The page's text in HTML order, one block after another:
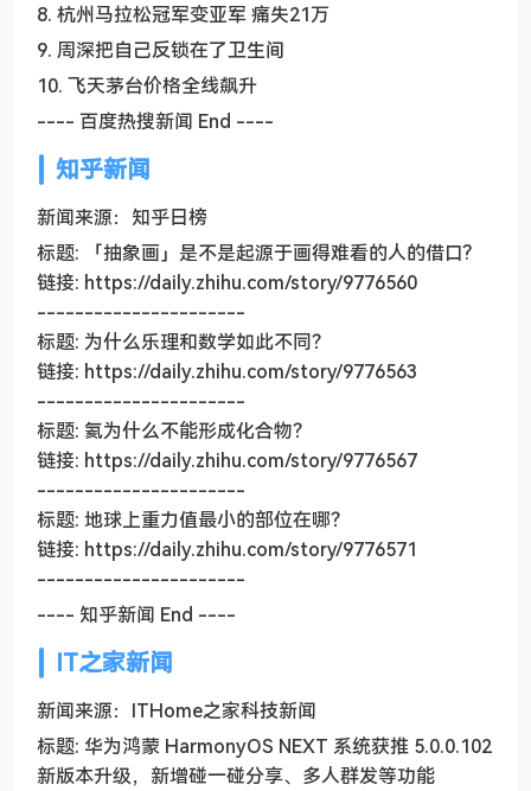
8. 杭州马拉松冠军变亚军 痛失21万
9. 周深把自己反锁在了卫生间
10. 飞天茅台价格全线飙升
---- 百度热搜新闻 End ----
知乎新闻
新闻来源：知乎日榜
标题: 「抽象画」是不是起源于画得难看的人的借口?
链接: https://daily.zhihu.com/story/9776560
----------------------
标题: 为什么乐理和数学如此不同？
链接: https://daily.zhihu.com/story/9776563
----------------------
标题: 氦为什么不能形成化合物？
链接: https://daily.zhihu.com/story/9776567
----------------------
标题: 地球上重力值最小的部位在哪？
链接: https://daily.zhihu.com/story/9776571
----------------------
---- 知乎新闻 End ----
IT之家新闻
新闻来源：ITHome之家科技新闻
标题: 华为鸿蒙 HarmonyOS NEXT 系统获推 5.0.0.102
新版本升级，新增碰一碰分享、多人群发等功能